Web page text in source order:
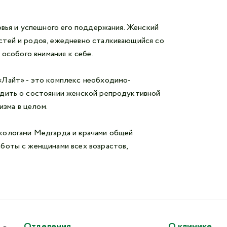
и успешного его поддержания. Женский
и родов, ежедневно сталкивающийся со
внимания к себе.
- это комплекс необходимо-
о состоянии женской репродуктивной
в целом.
Медгарда и врачами общей
с женщинами всех возрастов,